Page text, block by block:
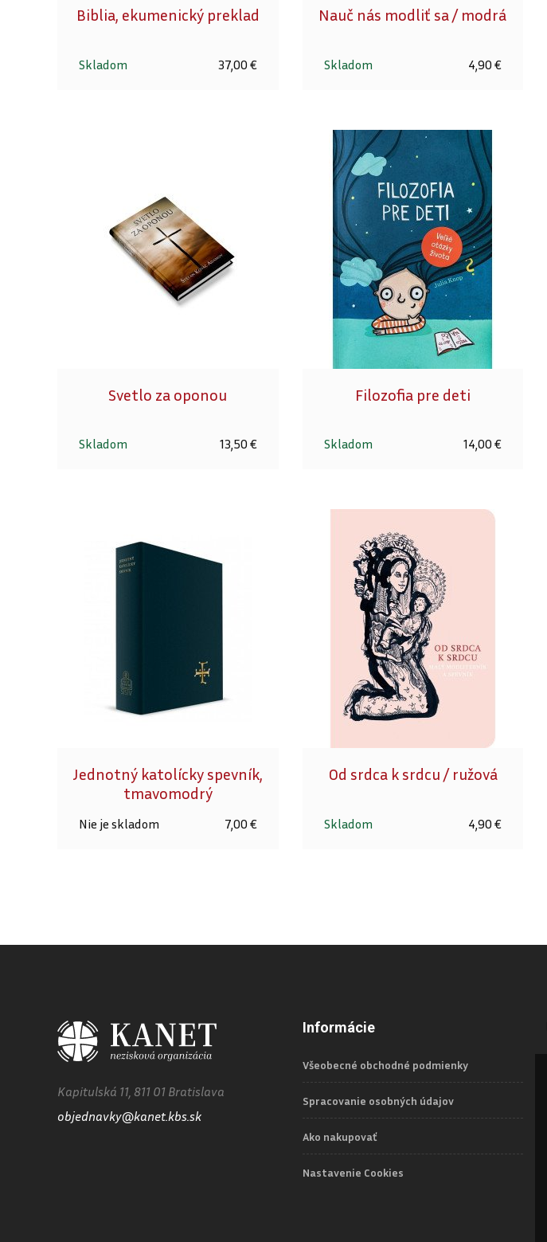
Biblia, ekumenický preklad
Skladom 37,00 €
Nauč nás modliť sa / modrá
Skladom 4,90 €
Svetlo za oponou
Skladom 13,50 €
Filozofia pre deti
Skladom 14,00 €
Jednotný katolícky spevník,
tmavomodrý
Nie je skladom 7,00 €
Od srdca k srdcu / ružová
Skladom 4,90 €
Kapitulská 11, 811 01 Bratislava
objednavky@kanet.kbs.sk
Informácie
Všeobecné obchodné podmienky
Spracovanie osobných údajov
Ako nakupovať
Nastavenie Cookies